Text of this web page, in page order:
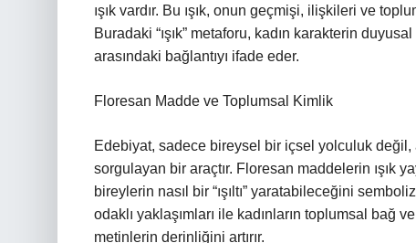
ışık vardır. Bu ışık, onun geçmişi, ilişkileri ve
Buradaki “ışık” metaforu, kadın karakterin
arasındaki bağlantıyı ifade eder.
Floresan Madde ve Toplumsal Kimlik
Edebiyat, sadece bireysel bir içsel yolculuk
sorgulayan bir araçtır. Floresan maddelerin ışık
bireylerin nasıl bir “ışıltı” yaratabileceğini
odaklı yaklaşımları ile kadınların toplumsal bağ
metinlerin derinliğini artırır.